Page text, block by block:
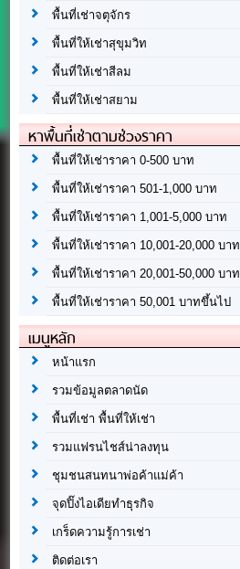
พื้นที่เช่าจตุจักร
พื้นที่ให้เช่าสุขุมวิท
พื้นที่ให้เช่าสีลม
พื้นที่ให้เช่าสยาม
หาพื้นที่เช่าตามช่วงราคา
พื้นที่ให้เช่าราคา 0-500 บาท
พื้นที่ให้เช่าราคา 501-1,000 บาท
พื้นที่ให้เช่าราคา 1,001-5,000 บาท
พื้นที่ให้เช่าราคา 10,001-20,000 บาท
พื้นที่ให้เช่าราคา 20,001-50,000 บาท
พื้นที่ให้เช่าราคา 50,001 บาทขึ้นไป
เมนูหลัก
หน้าแรก
รวมข้อมูลตลาดนัด
พื้นที่เช่า พื้นที่ให้เช่า
รวมแฟรนไชส์น่าลงทุน
ชุมชนสนทนาพ่อค้าแม่ค้า
จุดปิ๊งไอเดียทำธุรกิจ
เกร็ดความรู้การเช่า
ติดต่อเรา